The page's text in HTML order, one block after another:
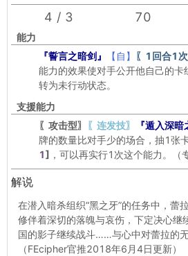
4 / 3 70
能力
『誓言之暗剑』
【自】 〖1回合1次
能力的效果使对手公开他自己的卡
转为未行动状态。
支援能力
〖攻击型〗
〖连发技〗 『遁入深暗
牌的数量比对手少的场合，抽1张
1] ，可以再实行1次这个能力。（
解说
在潜入暗杀组织“黑之牙”的任务中，蕾
修伴着深切的落魄与哀伤，下定决心继
国的影子继续战斗……与心中对蕾拉的
（FEcipher官推2018年6月4日更新）